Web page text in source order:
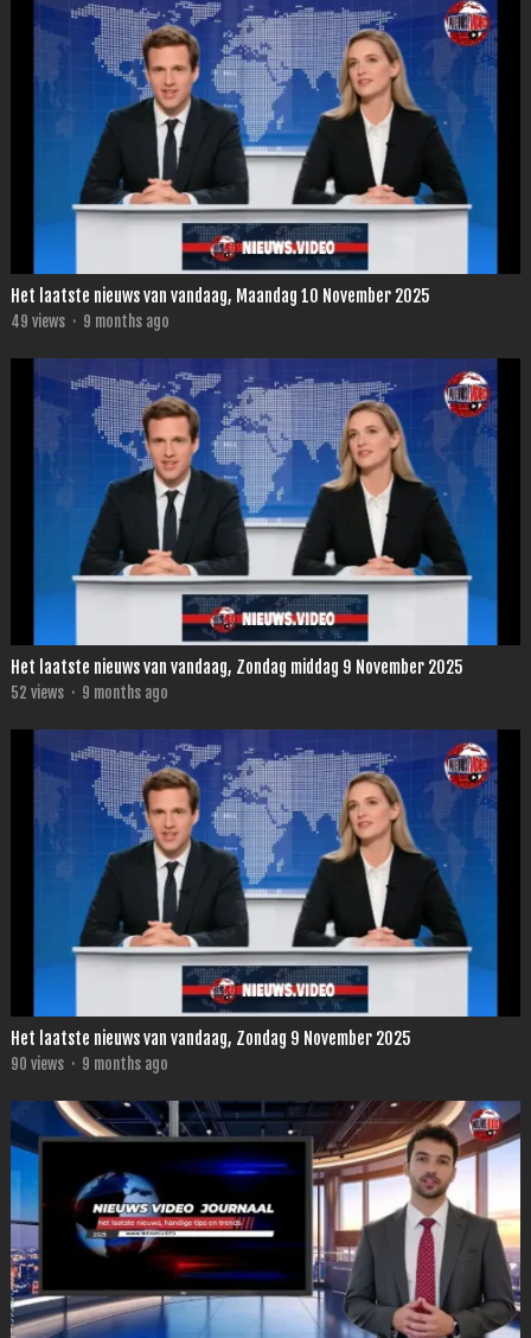
Het laatste nieuws van vandaag, Maandag 10 November 2025
49 views · 9 months ago
Het laatste nieuws van vandaag, Zondag middag 9 November 2025
52 views · 9 months ago
Het laatste nieuws van vandaag, Zondag 9 November 2025
90 views · 9 months ago